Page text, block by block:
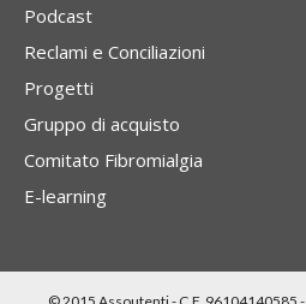
Podcast
Reclami e Conciliazioni
Progetti
Gruppo di acquisto
Comitato Fibromialgia
E-learning